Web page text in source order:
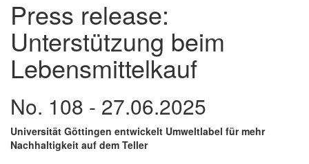
Press release:
Unterstützung beim
Lebensmittelkauf
No. 108 - 27.06.2025
Universität Göttingen entwickelt Umweltlabel für mehr
Nachhaltigkeit auf dem Teller